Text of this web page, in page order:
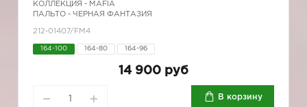
КОЛЛЕКЦИЯ - MAFIA
ПАЛЬТО - ЧЕРНАЯ ФАНТАЗИЯ
212-01407/FM4
164-100 164-80 164-96
14 900 руб
В корзину